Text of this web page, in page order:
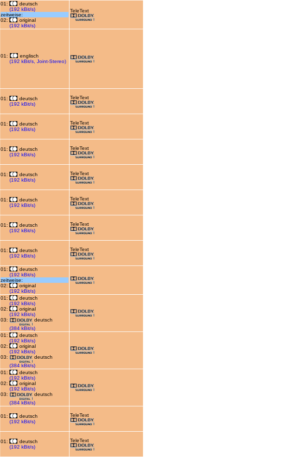
01:
deutsch
(192 kBit/s)
zeitweise:
02:
original
(192 kBit/s)
TeleText
01:
englisch
(192 kBit/s, Joint-Stereo)
01:
deutsch
(192 kBit/s)
TeleText
01:
deutsch
(192 kBit/s)
TeleText
01:
deutsch
(192 kBit/s)
TeleText
01:
deutsch
(192 kBit/s)
TeleText
01:
deutsch
(192 kBit/s)
TeleText
01:
deutsch
(192 kBit/s)
TeleText
01:
deutsch
(192 kBit/s)
TeleText
01:
deutsch
(192 kBit/s)
zeitweise:
02:
original
(192 kBit/s)
01:
deutsch
(192 kBit/s)
02:
original
(192 kBit/s)
03:
deutsch
(384 kBit/s)
01:
deutsch
(192 kBit/s)
02:
original
(192 kBit/s)
03:
deutsch
(384 kBit/s)
01:
deutsch
(192 kBit/s)
02:
original
(192 kBit/s)
03:
deutsch
(384 kBit/s)
01:
deutsch
(192 kBit/s)
TeleText
01:
deutsch
(192 kBit/s)
TeleText